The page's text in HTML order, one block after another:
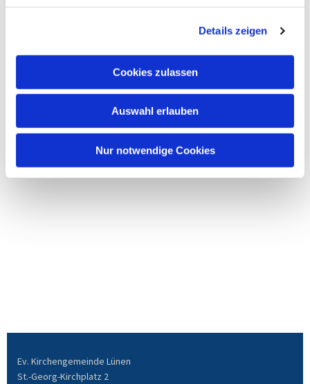
Details zeigen
Cookies zulassen
Auswahl erlauben
Nur notwendige Cookies
Ev. Kirchengemeinde Lünen
St.-Georg-Kirchplatz 2